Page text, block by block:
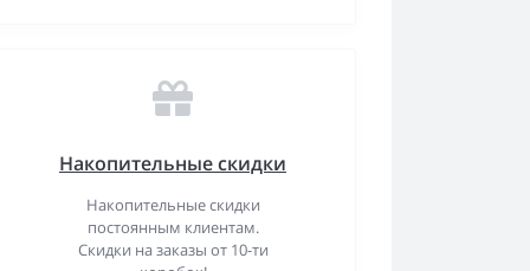
Накопительные скидки
Накопительные скидки
постоянным клиентам.
Скидки на заказы от 10-ти